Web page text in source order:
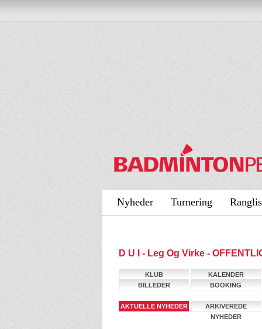
Nyheder Turnering
D U I - Leg Og Virke -
KLUB
KALENDER
BILLEDER
BOOKING
AKTUELLE NYHEDER
ARKIVEREDE
NYHEDER